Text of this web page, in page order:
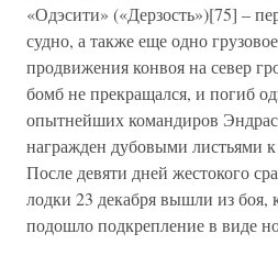
«Одэсити» («Дерзость»)[75] –
судно, а также еще одно
продвижения конвоя на север
бомб не прекращался, и погиб
опытнейших командиров
награжден дубовыми листьями
После девяти дней жестокого
лодки 23 декабря вышли из боя,
подошло подкрепление в виде